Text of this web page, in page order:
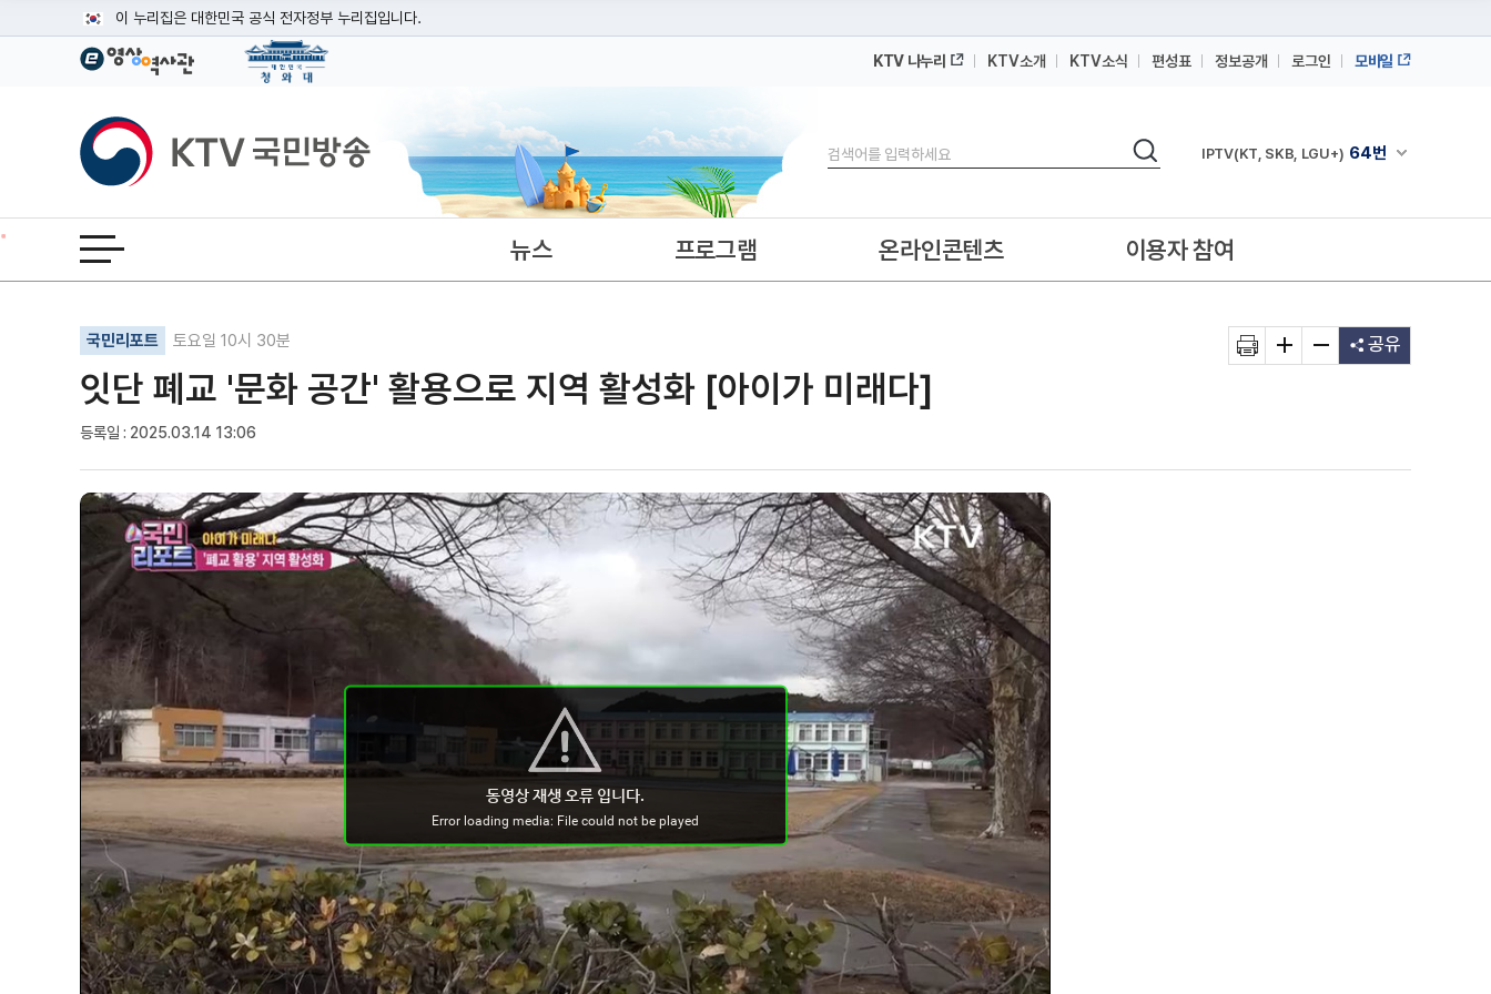
이 누리집은 대한민국 공식 전자정부 누리집입니다.
공식 누리집 주소 확인하기
이밖에 or.kr 또는 .kr등 다른 도메인 주소를 사용하고 있다면 아래 URL에서 도메인 주소를 확인해 보세요
운영중인 공식 누리집보기
KTV 나누리 KTV소개 KTV소식 편성표 정보공개 로그인 모바일
KTV국민방송
검색
검색 채널안내 펼쳐
IPTV(KT, SKB, LGU+) 64번
IPTV(KT, SKB, LGU+)
전체메뉴 열기 뉴스 프로그램 온라인콘텐츠 이용자 참여
국민리포트 토요일 10시 30분
잇단 폐교 '문화 공간' 활용으로 지역 활성화 [아이가 미래다]
등록일 : 2025.03.14 13:06
기사인쇄
글자확대
글자축소 공유